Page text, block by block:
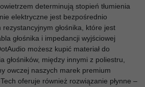
determinują stopień tłumienia
elektryczne jest bezpośrednio
głośnika, które jest
głośnika i impedancji wyjściowej
możesz kupić materiał do
głośników, między innymi z poliestru,
owczej naszych marek premium
oferuje również rozwiązanie płynne –